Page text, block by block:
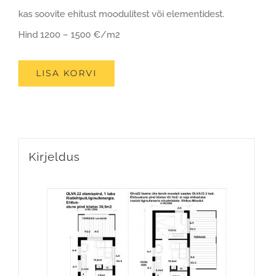
kas soovite ehitust moodulitest või elementidest.
Hind 1200 – 1500 €/m2
LISA KORVI
Kirjeldus